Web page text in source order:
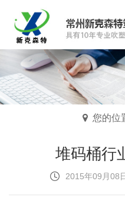
您的位
堆码桶行
2015年09月08